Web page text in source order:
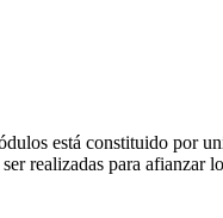
está constituido por
realizadas para afianzar